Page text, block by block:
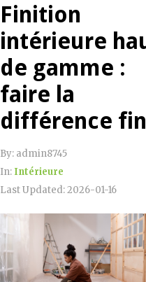
Finition
intérieure
de gamme :
faire la
différence
By: admin8745
In: Intérieure
Last Updated:2026-01-16